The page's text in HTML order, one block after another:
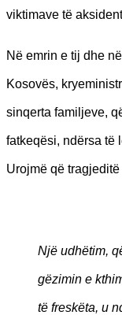
viktimave të
Në emrin e tij dhe
Kosovës,
sinqerta familjeve,
fatkeqësi, ndërsa të
Urojmë që
Një udhëtim,
gëzimin e
të freskëta, u